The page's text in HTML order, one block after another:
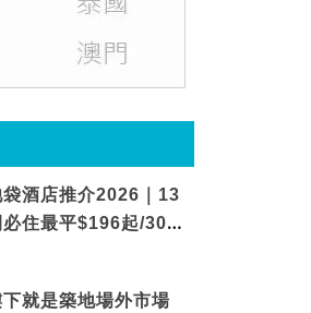
袋酒店推介2026｜13
必住最平$196起/30秒
下就是築地場外市場